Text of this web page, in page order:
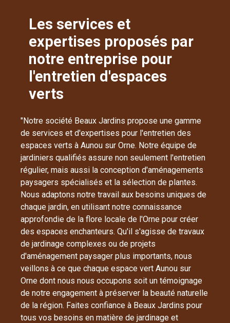
Les services et
expertises proposés par
notre entreprise pour
l'entretien d'espaces
verts
"Notre société Beaux Jardins propose une gamme
de services et d'expertises pour l'entretien des
espaces verts à Aunou sur Orne. Notre équipe de
jardiniers qualifiés assure non seulement l'entretien
régulier, mais aussi la conception d'aménagements
paysagers spécialisés et la sélection de plantes.
Nous adaptons notre travail aux besoins uniques de
chaque jardin, en utilisant notre connaissance
approfondie de la flore locale de l'Orne pour créer
des espaces enchanteurs. Qu'il s'agisse de travaux
de jardinage complexes ou de projets
d'aménagement paysager plus importants, nous
veillons à ce que chaque espace vert Aunou sur
Orne dont nous nous occupons soit un témoignage
de notre engagement à préserver la beauté naturelle
de la région. Faites confiance à Beaux Jardins pour
tous vos besoins en matière de jardinage et